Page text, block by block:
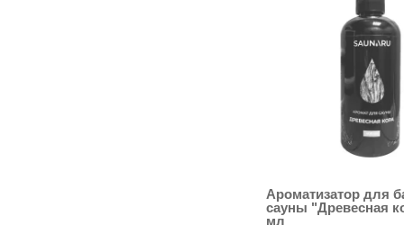
Ароматизатор для
сауны "Древесная
мл